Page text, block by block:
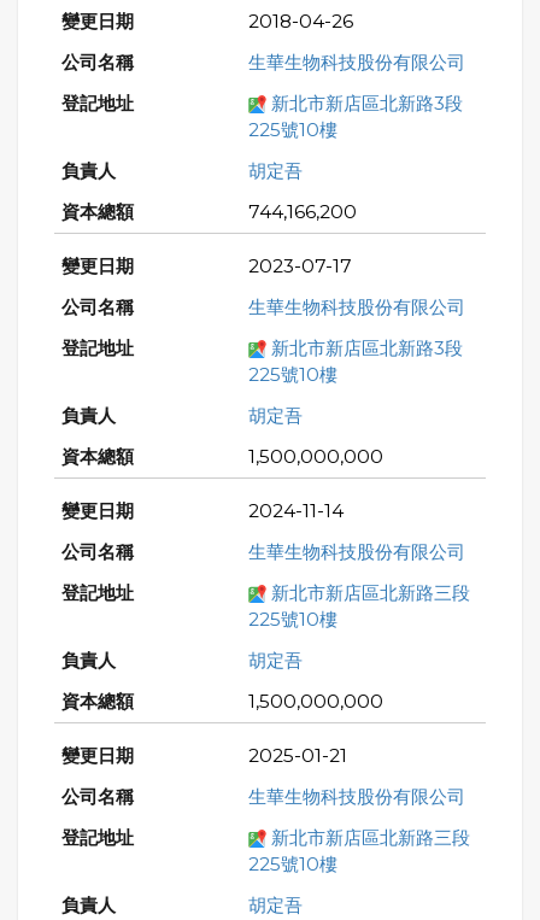
2018-04-26
生華生物科技股份有限公司
新北市新店區北新路3段
225號10樓
胡定吾
744,166,200
2023-07-17
生華生物科技股份有限公司
新北市新店區北新路3段
225號10樓
胡定吾
1,500,000,000
2024-11-14
生華生物科技股份有限公司
新北市新店區北新路三段
225號10樓
胡定吾
1,500,000,000
2025-01-21
生華生物科技股份有限公司
新北市新店區北新路三段
225號10樓
胡定吾